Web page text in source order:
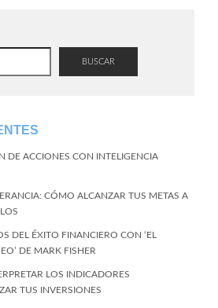
BUSCAR
DE ACCIONES CON INTELIGENCIA
CÓMO ALCANZAR TUS METAS A
DEL ÉXITO FINANCIERO CON ‘EL
DE MARK FISHER
LOS INDICADORES
TUS INVERSIONES